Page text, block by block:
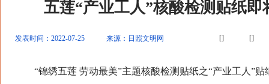
五莲“产业工人”核酸检测贴纸即
发表时间：2022-07-25 来源：日照文明网 [] []
“锦绣五莲 劳动最美”主题核酸检测贴纸之“产业工人”贴